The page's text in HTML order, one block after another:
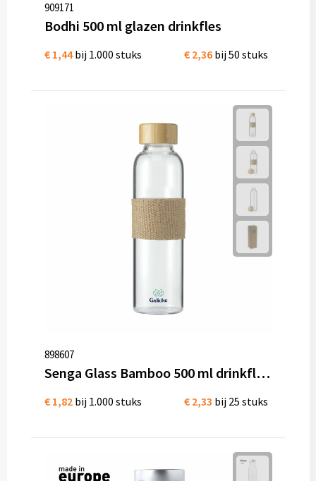
909171
Bodhi 500 ml glazen drinkfles
€ 1,44 bij 1.000 stuks € 2,36 bij 50 stuks
898607
Senga Glass Bamboo 500 ml drinkfles vaatwasserbestendig
€ 1,82 bij 1.000 stuks € 2,33 bij 25 stuks